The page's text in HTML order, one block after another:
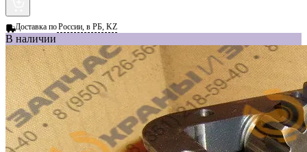
Доставка поРоссии, в РБ, KZ
В наличии